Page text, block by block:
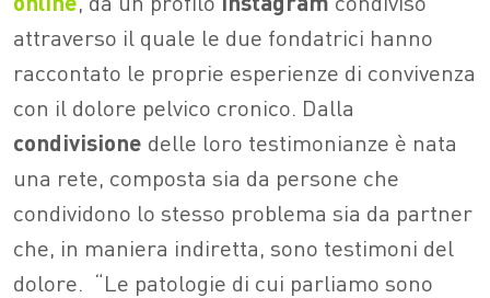
attraverso il quale le due fondatrici hanno
raccontato le proprie esperienze di convivenza
con il dolore pelvico cronico. Dalla
condivisione delle loro testimonianze è nata
una rete, composta sia da persone che
condividono lo stesso problema sia da partner
che, in maniera indiretta, sono testimoni del
dolore. “Le patologie di cui parliamo sono